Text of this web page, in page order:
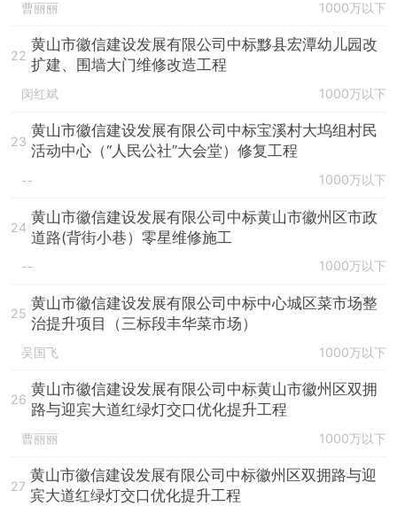
曹丽丽 1000万以下
22
黄山市徽信建设发展有限公司中标黟县宏潭幼儿园改
扩建、围墙大门维修改造工程
闵红斌 1000万以下
23
黄山市徽信建设发展有限公司中标宝溪村大坞组村民
活动中心（“人民公社”大会堂）修复工程
-- 1000万以下
24
黄山市徽信建设发展有限公司中标黄山市徽州区市政
道路(背街小巷）零星维修施工
-- 1000万以下
25
黄山市徽信建设发展有限公司中标中心城区菜市场整
治提升项目（三标段丰华菜市场）
吴国飞 1000万以下
26
黄山市徽信建设发展有限公司中标黄山市徽州区双拥
路与迎宾大道红绿灯交口优化提升工程
曹丽丽 1000万以下
27
黄山市徽信建设发展有限公司中标徽州区双拥路与迎
宾大道红绿灯交口优化提升工程